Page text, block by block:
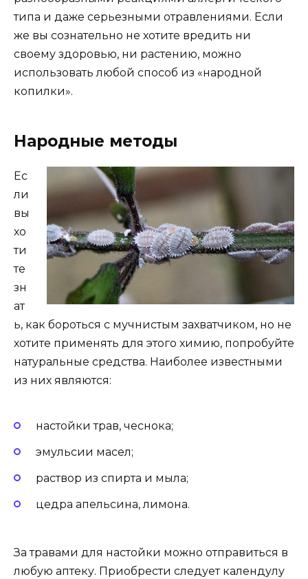
типа и даже серьезными отравлениями. Если
же вы сознательно не хотите вредить ни
своему здоровью, ни растению, можно
использовать любой способ из «народной
копилки».
Народные методы
Ес
ли
вы
хо
ти
те
зн
ат
ь, как бороться с мучнистым захватчиком, но не
хотите применять для этого химию, попробуйте
натуральные средства. Наиболее известными
из них являются:
настойки трав, чеснока;
эмульсии масел;
раствор из спирта и мыла;
цедра апельсина, лимона.
За травами для настойки можно отправиться в
любую аптеку. Приобрести следует календулу